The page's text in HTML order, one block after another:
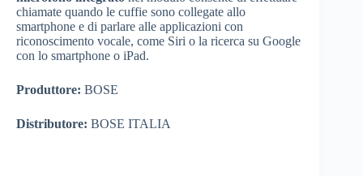
chiamate quando le cuffie sono collegate allo
smartphone e di parlare alle applicazioni con
riconoscimento vocale, come Siri o la ricerca su Google
con lo smartphone o iPad.
Produttore: BOSE
Distributore: BOSE ITALIA